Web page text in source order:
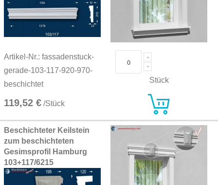
Artikel-Nr.: fassadenstuck-
gerade-103-117-920-970-
beschichtet
119,52 € /Stück
Stück
Beschichteter Keilstein
zum beschichteten
Gesimsprofil Hamburg
103+117/6215